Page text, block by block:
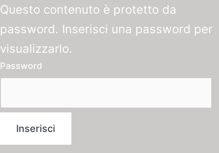
Questo contenuto è protetto da
password. Inserisci una password per
visualizzarlo.
Password